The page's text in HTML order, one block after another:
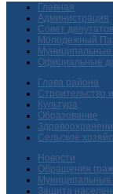
Главная
Администрация
Совет депутатов
Молодежный
Муниципальные
Официальные
Глава района
Строительство
Культура
Образование
Сельское
Новости
Обращения
Муниципальные
Защита